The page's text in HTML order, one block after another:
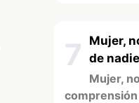
7
Mujer,
de
Mujer,
comprensión